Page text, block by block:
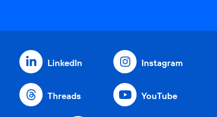
LinkedIn Instagram
Threads YouTube